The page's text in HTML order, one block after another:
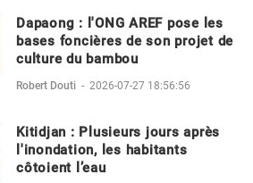
Dapaong : l'ONG AREF pose les
bases foncières de son projet de
culture du bambou
Robert Douti - 2026-07-27 18:56:56
Kitidjan : Plusieurs jours après
l'inondation, les habitants
côtoient l’eau